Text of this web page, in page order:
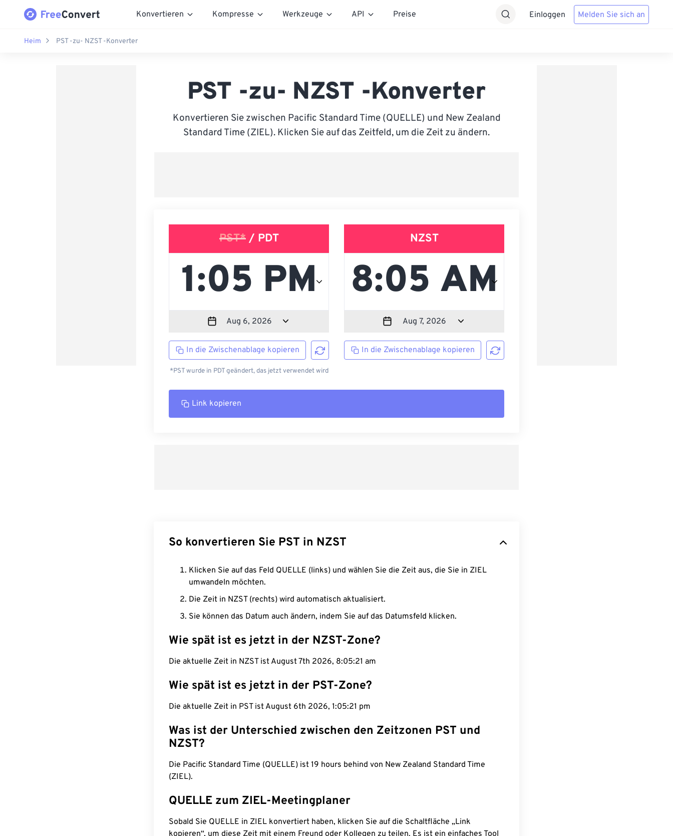
Konvertieren Kompresse Werkzeuge API Preise Einloggen Melden Sie sich an
Heim PST -zu- NZST -Konverter
PST -zu- NZST -Konverter
Konvertieren Sie zwischen Pacific Standard Time (QUELLE) und New Zealand
Standard Time (ZIEL). Klicken Sie auf das Zeitfeld, um die Zeit zu ändern.
PST*/ PDT
In die Zwischenablage kopieren
*PST wurde in PDT geändert, das jetzt verwendet wird
NZST
In die Zwischenablage kopieren
Link kopieren
So konvertieren Sie PST in NZST
Klicken Sie auf das Feld QUELLE (links) und wählen Sie die Zeit aus, die Sie in ZIEL
umwandeln möchten.
Die Zeit in NZST (rechts) wird automatisch aktualisiert.
Sie können das Datum auch ändern, indem Sie auf das Datumsfeld klicken.
Wie spät ist es jetzt in der NZST-Zone?
Die aktuelle Zeit in NZST ist August 7th 2026, 8:05:22 am
Wie spät ist es jetzt in der PST-Zone?
Die aktuelle Zeit in PST ist August 6th 2026, 1:05:22 pm
Was ist der Unterschied zwischen den Zeitzonen PST und
NZST?
Die Pacific Standard Time (QUELLE) ist 19 hours behind von New Zealand Standard Time
(ZIEL).
QUELLE zum ZIEL-Meetingplaner
Sobald Sie QUELLE in ZIEL konvertiert haben, klicken Sie auf die Schaltfläche „Link
kopieren“, um diese Zeit mit einem Freund oder Kollegen zu teilen. Es ist ein einfaches Tool